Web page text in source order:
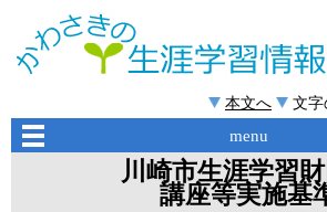
本文へ 文字
menu
川崎市生涯学習
講座等実施基